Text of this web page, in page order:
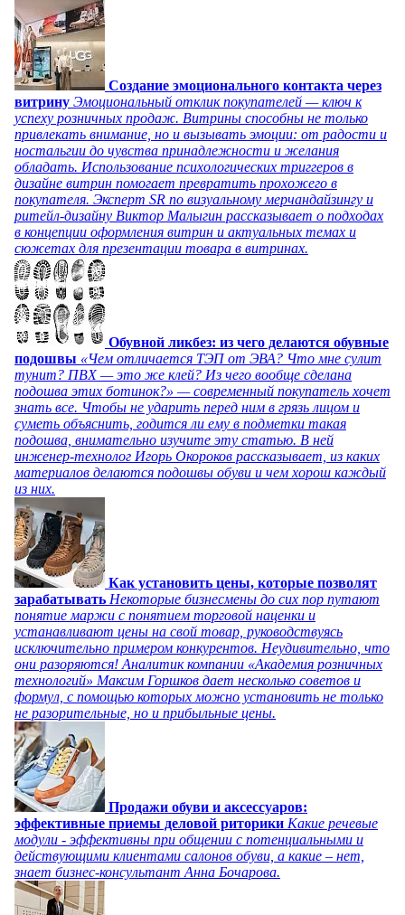
Создание эмоционального контакта через
витрину Эмоциональный отклик покупателей — ключ к
успеху розничных продаж. Витрины способны не только
привлекать внимание, но и вызывать эмоции: от радости и
ностальгии до чувства принадлежности и желания
обладать. Использование психологических триггеров в
дизайне витрин помогает превратить прохожего в
покупателя. Эксперт SR по визуальному мерчандайзингу и
ритейл-дизайну Виктор Малыгин рассказывает о подходах
в концепции оформления витрин и актуальных темах и
сюжетах для презентации товара в витринах.
Обувной ликбез: из чего делаются обувные
подошвы «Чем отличается ТЭП от ЭВА? Что мне сулит
тунит? ПВХ — это же клей? Из чего вообще сделана
подошва этих ботинок?» — современный покупатель хочет
знать все. Чтобы не ударить перед ним в грязь лицом и
суметь объяснить, годится ли ему в подметки такая
подошва, внимательно изучите эту статью. В ней
инженер-технолог Игорь Окороков рассказывает, из каких
материалов делаются подошвы обуви и чем хорош каждый
из них.
Как установить цены, которые позволят
зарабатывать Некоторые бизнесмены до сих пор путают
понятие маржи с понятием торговой наценки и
устанавливают цены на свой товар, руководствуясь
исключительно примером конкурентов. Неудивительно, что
они разоряются! Аналитик компании «Академия розничных
технологий» Максим Горшков дает несколько советов и
формул, с помощью которых можно установить не только
не разорительные, но и прибыльные цены.
Продажи обуви и аксессуаров:
эффективные приемы деловой риторики Какие речевые
модули - эффективны при общении с потенциальными и
действующими клиентами салонов обуви, а какие – нет,
знает бизнес-консультант Анна Бочарова.